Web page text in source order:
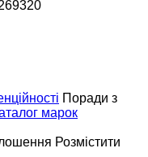
Поради з
марок
Розмістити